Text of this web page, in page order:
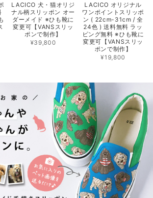
LACICO 犬・猫オリジ
ナル柄スリッポン オー
ダーメイド ※ひも靴に
変更可【VANSスリッ
ポンで制作】
¥39,800
LACICO オリジナル
ワンポイントスリッポ
ン ( 22cm-31cm / 全
24色 ) 送料無料 ラッ
ピング無料 ※ひも靴に
変更可【VANSスリッ
ポンで制作】
¥19,800